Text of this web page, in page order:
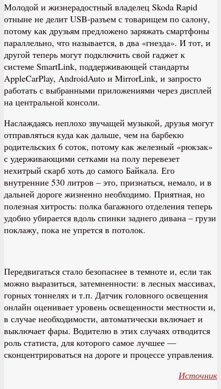
Молодой и жизнерадостный владелец Skoda Rapid
отныне не делит USB-разъем с товарищем по салону,
потому как друзьям предложено заряжать смартфоны
параллельно, что называется, в два «гнезда». И тот, и
другой теперь могут подключить свой гаджет к
системе SmartLink, поддерживающей стандарты
AppleCarPlay, AndroidAuto и MirrorLink, и запросто
работать с выбранными приложениями через дисплей
на центральной консоли.
Наслаждаясь неплохо звучащей музыкой, друзья могут
отправляться куда как дальше, чем на барбекю
родительских 6 соток, потому как железный «рюкзак»
с удерживающими сетками на полу перевезет
нехитрый скарб хоть до самого Байкала. Его
внутренние 530 литров – это, признаться, немало, и в
дальней дороге жизненно необходимо. Приятная, но
полезная хитрость: полка багажного отделения теперь
удобно убирается вдоль спинки заднего дивана – грузи
поклажу, пока не упрется в потолок.
Передвигаться стало безопаснее в темноте и, если так
можно выразиться, затемненности: в лесных массивах,
горных тоннелях и т.п. Датчик головного освещения
онлайн оценивает уровень освещенности местности и,
в случае необходимости, автоматически включает и
выключает фары. Водителю в этих случаях отводится
роль статиста, для которого самое лучшее —
сконцентрироваться на дороге и процессе управления.
Источник